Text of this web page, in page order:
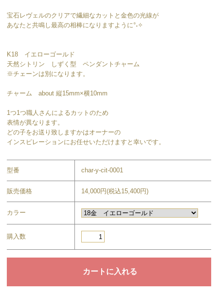
宝石レヴェルのクリアで繊細なカットと金色の光線が
あなたと共鳴し最高の相棒になりますように°˖✧
K18 イエローゴールド
天然シトリン しずく型 ペンダントチャーム
※チェーンは別になります。
チャーム about 縦15mm×横10mm
1つ1つ職人さんによるカットのため
表情が異なります。
どの子をお送り致しますかはオーナーの
インスピレーションにお任せいただけますと幸いです。
型番 char-y-cit-0001
販売価格 14,000円(税込15,400円)
カラー
購入数